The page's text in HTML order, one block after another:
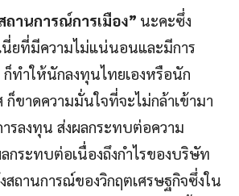
ถานการณ์การเมือง” นะคะซึ่ง
นี่ยที่มีความไม่แน่นอนและมีการ
ำให้นักลงทุนไทยเองหรือนัก
ก็ขาดความมั่นใจที่จะไม่กล้าเข้ามา
รลงทุน ส่งผลกระทบต่อความ
กระทบต่อเนื่องถึงกำไรของบริษัท
สถานการณ์ของวิกฤตเศรษฐกิจซึ่งใน